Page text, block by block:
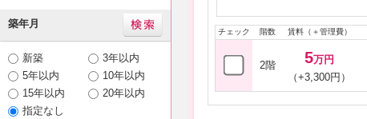
チェック 階数 賃料（＋管理費）
2階 5万円
（+3,300円）
築年月
新築
3年以内
5年以内
10年以内
15年以内
20年以内
指定なし